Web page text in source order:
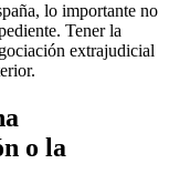
lo importante no
Tener la
extrajudicial
o la